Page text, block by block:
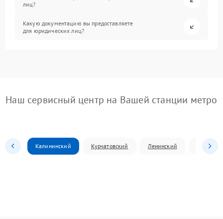
лиц?
Какую документацию вы предоставляете
для юридических лиц?
Наш сервисный центр на Вашей станции метро
Калининский Курчатовский Ленинский